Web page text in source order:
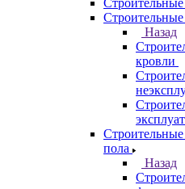
Назад
кровли
пола
Назад